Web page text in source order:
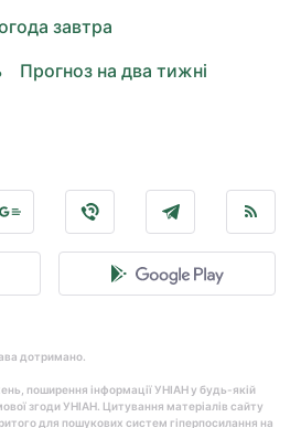
завтра
Прогноз на два тижні
дотримано.
поширення інформації УНІАН у будь-якій
згоди УНІАН. Цитування матеріалів сайту
для пошукових систем гіперпосилання на